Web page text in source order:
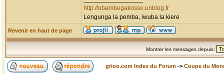
http://obambegakosso.unblog.fr
Lengunga la pemba, iwuba la kiere
Revenir en haut de page
Montrer les messages depuis:
grioo.com Index du Forum -> Coupe du